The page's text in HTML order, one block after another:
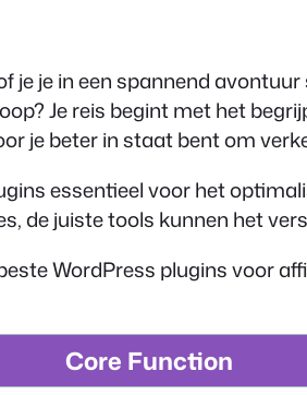
je je in een spannend
Je reis begint met het
je beter in staat bent om
essentieel voor het
de juiste tools kunnen het
WordPress plugins voor
Core Function